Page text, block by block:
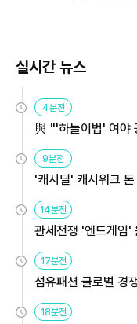
실시간 뉴스
4분전
與 "'하늘이법' 여야
9분전
'캐시딜' 캐시워크
14분전
관세전쟁 '엔드게임'
17분전
섬유패션 글로벌 경
18분전